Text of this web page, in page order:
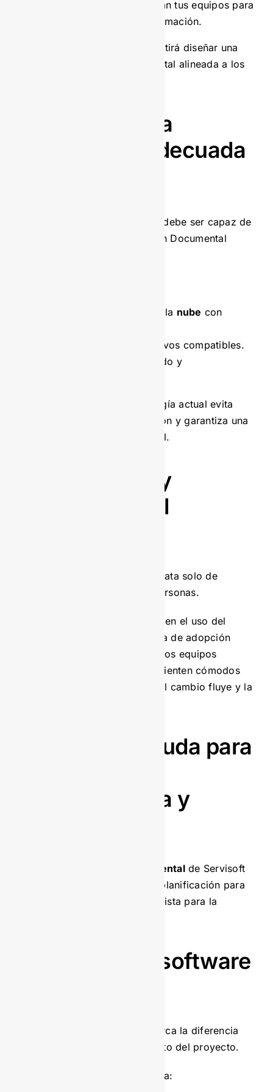
Los desafíos que enfrentan tus equipos para
acceder o compartir información.
Esta evaluación inicial te permitirá diseñar una
estrategia de gestión documental alineada a los
Infraestructura
tecnológica adecuada
Tu infraestructura tecnológica debe ser capaz de
soportar un Sistema de Gestión Documental
Servidores o entornos en la nube con
Redes seguras y dispositivos compatibles.
Políticas claras de respaldo y
Evaluar y actualizar la tecnología actual evita
fallos durante la implementación y garantiza una
transición fluida hacia lo digital.
Capacitación y
adaptación del
La gestión documental no se trata solo de
tecnología, sino también de personas.
Capacitar a los colaboradores en el uso del
sistema y promover una cultura de adopción
tecnológica es clave. Cuando los equipos
entienden los beneficios y se sienten cómodos
con las nuevas herramientas, el cambio fluye y la
¿Necesitas ayuda para
infraestructura y
servicio de gestión documentalde Servisoft
incluye una fase de análisis y planificación para
asegurar que tu empresa esté lista para la
Selección del software
Elegir el software correcto marca la diferencia
entre el éxito o el estancamiento del proyecto.
Busca una solución que ofrezca: